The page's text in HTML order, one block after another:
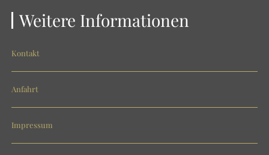
Weitere Informationen
Kontakt
Anfahrt
Impressum